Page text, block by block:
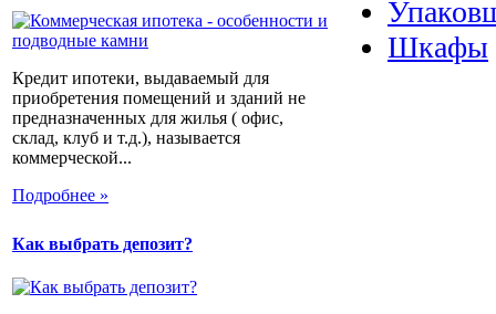
Кредит ипотеки, выдаваемый для
приобретения помещений и зданий не
предназначенных для жилья ( офис,
склад, клуб и т.д.), называется
коммерческой...
Подробнее »
Как выбрать депозит?
Шкафы